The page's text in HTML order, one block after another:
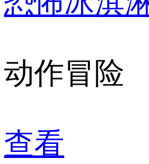
动作冒险
查看